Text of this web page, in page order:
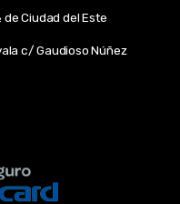
de Ciudad del Este
c/ Gaudioso Núñez